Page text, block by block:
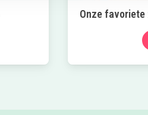
Onze favoriete